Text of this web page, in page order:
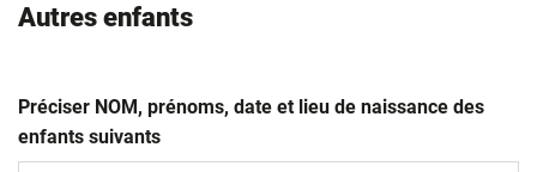
Autres enfants
Préciser NOM, prénoms, date et lieu de naissance des
enfants suivants